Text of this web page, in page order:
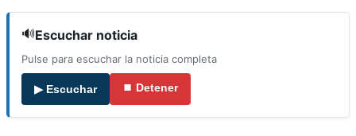
🔊Escuchar noticia
Pulse para escuchar la noticia completa
▶ Escuchar ⏹ Detener